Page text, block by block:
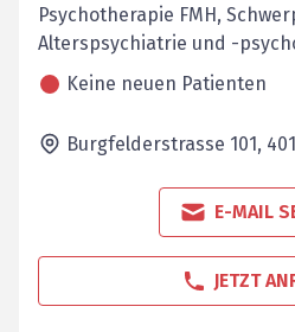
Psychotherapie FMH,
Alterspsychiatrie und -
Keine neuen Patienten
Burgfelderstrasse 101,
E-MAIL
JETZT